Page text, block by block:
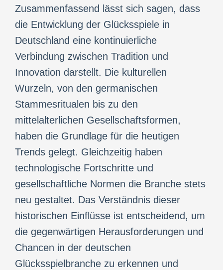
Zusammenfassend lässt sich sagen, dass
die Entwicklung der Glücksspiele in
Deutschland eine kontinuierliche
Verbindung zwischen Tradition und
Innovation darstellt. Die kulturellen
Wurzeln, von den germanischen
Stammesritualen bis zu den
mittelalterlichen Gesellschaftsformen,
haben die Grundlage für die heutigen
Trends gelegt. Gleichzeitig haben
technologische Fortschritte und
gesellschaftliche Normen die Branche stets
neu gestaltet. Das Verständnis dieser
historischen Einflüsse ist entscheidend, um
die gegenwärtigen Herausforderungen und
Chancen in der deutschen
Glücksspielbranche zu erkennen und